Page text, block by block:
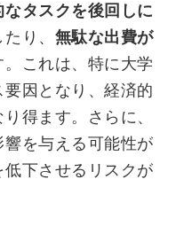
タスクを後回しに
り、 無駄な出費が
これは、特に大学
因となり、経済的
得ます。さらに、
を与える可能性が
下させるリスクが